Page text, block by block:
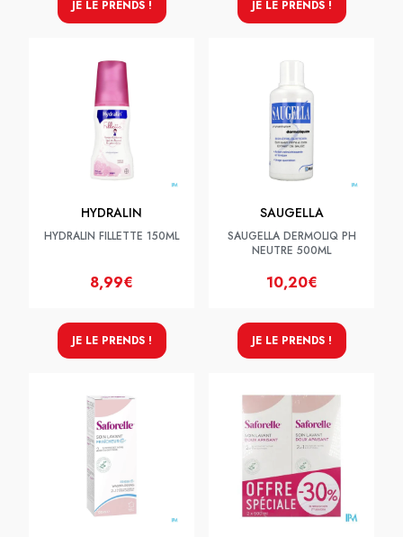
JE LE PRENDS ! JE LE PRENDS !
HYDRALIN
HYDRALIN FILLETTE 150ML
8,99€
JE LE PRENDS !
SAUGELLA
SAUGELLA DERMOLIQ PH
NEUTRE 500ML
10,20€
JE LE PRENDS !